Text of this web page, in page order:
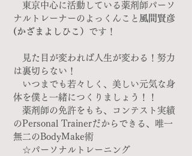
東京中心に活動している薬剤師パーソ
ナルトレーナーのよっくんこと 風間賢彦
(かざまよしひこ） です！​
見た目が変われば人生が変わる！努力
は裏切らない！
いつまでも若々しく、美しい元気な身
体を僕と一緒につくりましょう！！
薬剤師の免許をもち、コンテスト実績
のPersonal Trainerだからできる、唯一
無二のBodyMake術
☆パーソナルトレーニング